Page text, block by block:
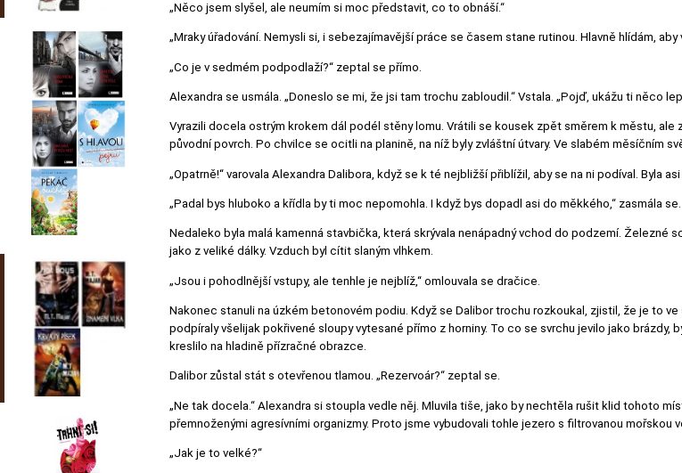
„Něco jsem slyšel, ale neumím si moc představit, co to obnáší.“
„Mraky úřadování. Nemysli si, i sebezajímavější práce se časem stane rutinou. Hlavně hlídám, aby
„Co je v sedmém podpodlaží?“ zeptal se přímo.
Alexandra se usmála. „Doneslo se mi, že jsi tam trochu zabloudil.“ Vstala. „Pojď, ukážu ti něco
Vyrazili docela ostrým krokem dál podél stěny lomu. Vrátili se kousek zpět směrem k městu,
původní povrch. Po chvilce se ocitli na planině, na níž byly zvláštní útvary. Ve slabém měsíčním
„Opatrně!“ varovala Alexandra Dalibora, když se k té nejbližší přiblížil, aby se na ni podíval. Byla
„Padal bys hluboko a křídla by ti moc nepomohla. I když bys dopadl asi do měkkého,“ zasmála se.
Nedaleko byla malá kamenná stavbička, která skrývala nenápadný vchod do podzemí. Železné
jako z veliké dálky. Vzduch byl cítit slaným vlhkem.
„Jsou i pohodlnější vstupy, ale tenhle je nejblíž,“ omlouvala se dračice.
Nakonec stanuli na úzkém betonovém podiu. Když se Dalibor trochu rozkoukal, zjistil, že je to
podpíraly všelijak pokřivené sloupy vytesané přímo z horniny. To co se svrchu jevilo jako
kreslilo na hladině přízračné obrazce.
Dalibor zůstal stát s otevřenou tlamou. „Rezervoár?“ zeptal se.
„Ne tak docela.“ Alexandra si stoupla vedle něj. Mluvila tiše, jako by nechtěla rušit klid tohoto
přemnoženými agresívními organizmy. Proto jsme vybudovali tohle jezero s filtrovanou mořskou
„Jak je to velké?“